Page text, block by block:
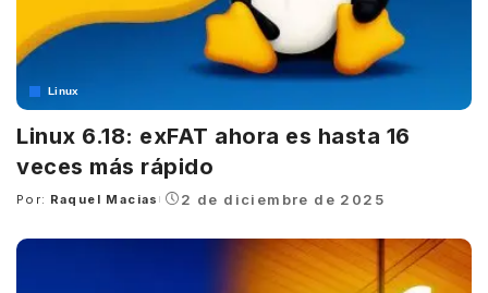
Linux
Linux 6.18: exFAT ahora es hasta 16
veces más rápido
Posted
Por: Raquel Macias 2 de diciembre de 2025